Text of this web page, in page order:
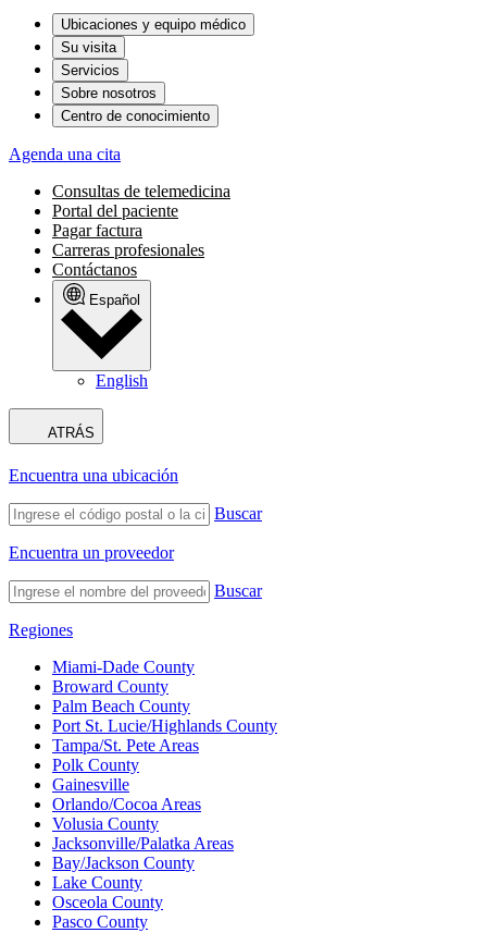
Ubicaciones y equipo médico
Su visita
Servicios
Sobre nosotros
Centro de conocimiento
Agenda una cita
Consultas de telemedicina
Portal del paciente
Pagar factura
Carreras profesionales
Contáctanos
Español
English
ATRÁS
Encuentra una ubicación
Buscar
Encuentra un proveedor
Buscar
Regiones
Miami-Dade County
Broward County
Palm Beach County
Port St. Lucie/Highlands County
Tampa/St. Pete Areas
Polk County
Gainesville
Orlando/Cocoa Areas
Volusia County
Jacksonville/Palatka Areas
Bay/Jackson County
Lake County
Osceola County
Pasco County